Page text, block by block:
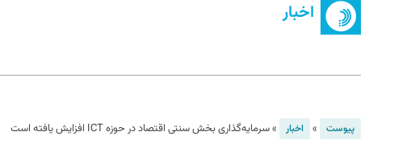
اخبار
پیوست » اخبار »سرمایه‌گذاری بخش سنتی اقتصاد در حوزه ICT افزایش یافته است